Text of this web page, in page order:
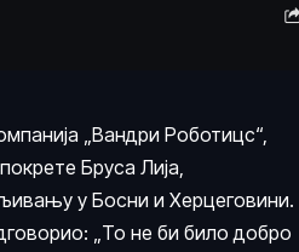
„Вандри Роботицс“,
Бруса Лија,
у Босни и Херцеговини.
„То не би било добро